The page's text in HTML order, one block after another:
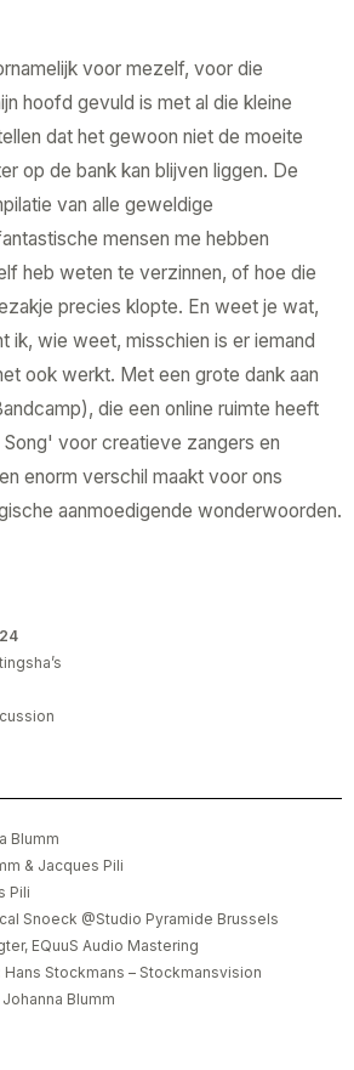
voor mezelf, voor die
hoofd gevuld is met al die kleine
dat het gewoon niet de moeite
op de bank kan blijven liggen. De
van alle geweldige
mensen me hebben
heb weten te verzinnen, of hoe die
precies klopte. En weet je wat,
ik, wie weet, misschien is er iemand
ook werkt. Met een grote dank aan
die een online ruimte heeft
voor creatieve zangers en
enorm verschil maakt voor ons
aanmoedigende wonderwoorden.
Blumm
& Jacques Pili
Pili
Snoeck @Studio Pyramide Brussels
EQuuS Audio Mastering
Hans Stockmans – Stockmansvision
Johanna Blumm